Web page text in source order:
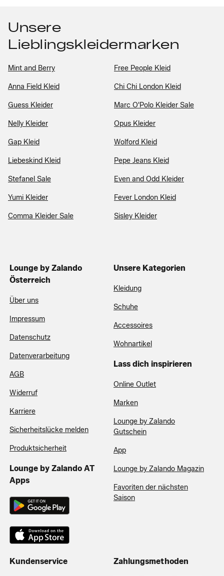
Unsere
Lieblingskleidermarken
Mint and Berry Free People Kleid
Anna Field Kleid Chi Chi London Kleid
Guess Kleider Marc O'Polo Kleider Sale
Nelly Kleider Opus Kleider
Gap Kleid Wolford Kleid
Liebeskind Kleid Pepe Jeans Kleid
Stefanel Sale Even and Odd Kleider
Yumi Kleider Fever London Kleid
Comma Kleider Sale Sisley Kleider
Lounge by Zalando
Österreich
Über uns
Impressum
Datenschutz
Datenverarbeitung
AGB
Widerruf
Karriere
Sicherheitslücke melden
Produktsicherheit
Lounge by Zalando AT
Apps
Unsere Kategorien
Kleidung
Schuhe
Accessoires
Wohnartikel
Lass dich inspirieren
Online Outlet
Marken
Lounge by Zalando
Gutschein
App
Lounge by Zalando Magazin
Favoriten der nächsten
Saison
Kundenservice Zahlungsmethoden